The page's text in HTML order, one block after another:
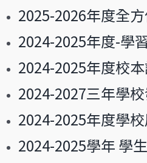
2025-2026年度全
2024-2025年度-學
2024-2025年度校
2024-2027三年學
2024-2025年度學
2024-2025學年 學